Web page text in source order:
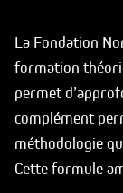
La Fondation
formation
permet
complément
méthodologie
Cette formule